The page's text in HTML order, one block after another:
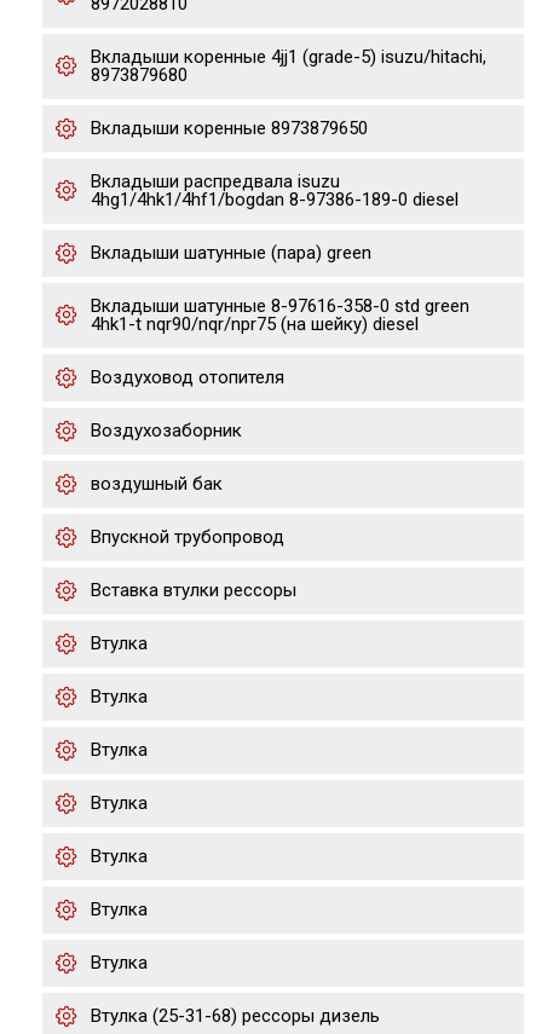
Вкладыши коренные 4jj1 (grade-5) isuzu/hitachi,
8973879680
Вкладыши коренные 8973879650
Вкладыши распредвала isuzu
4hg1/4hk1/4hf1/bogdan 8-97386-189-0 diesel
Вкладыши шатунные (пара) green
Вкладыши шатунные 8-97616-358-0 std green
4hk1-t nqr90/nqr/npr75 (на шейку) diesel
Воздуховод отопителя
Воздухозаборник
воздушный бак
Впускной трубопровод
Вставка втулки рессоры
Втулка
Втулка
Втулка
Втулка
Втулка
Втулка
Втулка
Втулка (25-31-68) рессоры дизель